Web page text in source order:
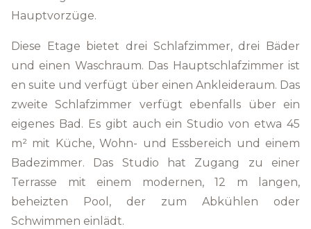
Hauptvorzüge.
Diese Etage bietet drei Schlafzimmer, drei Bäder
und einen Waschraum. Das Hauptschlafzimmer ist
en suite und verfügt über einen Ankleideraum. Das
zweite Schlafzimmer verfügt ebenfalls über ein
eigenes Bad. Es gibt auch ein Studio von etwa 45
m² mit Küche, Wohn- und Essbereich und einem
Badezimmer. Das Studio hat Zugang zu einer
Terrasse mit einem modernen, 12 m langen,
beheizten Pool, der zum Abkühlen oder
Schwimmen einlädt.